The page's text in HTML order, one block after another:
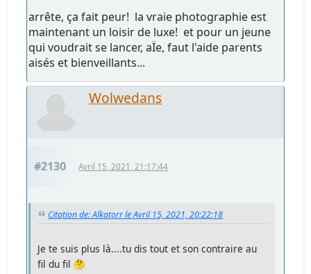
arrête, ça fait peur! la vraie photographie est
maintenant un loisir de luxe! et pour un jeune
qui voudrait se lancer, aÏe, faut l'aide parents
aisés et bienveillants...
Wolwedans
#2130 Avril 15, 2021, 21:17:44
Citation de: Alkatorr le Avril 15, 2021, 20:22:18
Je te suis plus là....tu dis tout et son contraire au
fil du fil 🤔